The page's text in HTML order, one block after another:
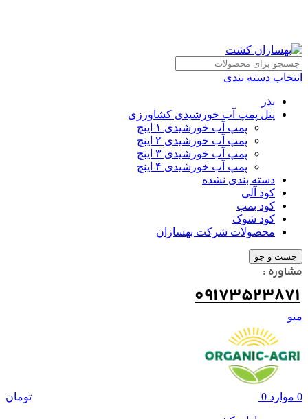
انتخاب دسته بندی
بذر
پنل پمپ آب خورشیدی کشاورزی
پمپ آب خورشیدی ۱ اینچ
پمپ آب خورشیدی ۲ اینچ
پمپ آب خورشیدی ۳ اینچ
پمپ آب خورشیدی ۴ اینچ
دسته بندی نشده
کود آلی
کود بمب
کود شوک
محصولات شرکت بهسازان
جست و جو
مشاوره :
09173523871
منو
0 موارد 0 تومان